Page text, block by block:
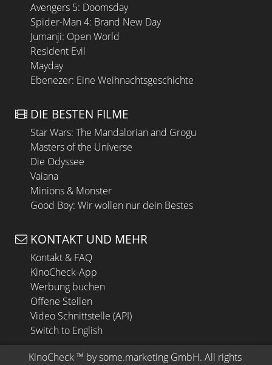
Avengers 5: Doomsday
Spider-Man 4: Brand New Day
Jumanji: Open World
Resident Evil
Mayday
Ebenezer: Eine Weihnachtsgeschichte
DIE BESTEN FILME
Star Wars: The Mandalorian and Grogu
Masters of the Universe
Die Odyssee
Vaiana
Minions & Monster
Good Boy: Wir wollen nur dein Bestes
KONTAKT UND MEHR
Kontakt & FAQ
KinoCheck-App
Werbung buchen
Offene Stellen
Video Schnittstelle (API)
Switch to English
KinoCheck ™ by some.marketing GmbH. All rights